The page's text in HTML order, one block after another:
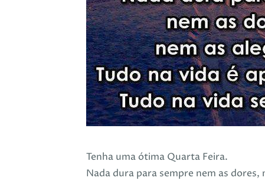
Tenha uma ótima Quarta Feira.
Nada dura para sempre nem as dores,